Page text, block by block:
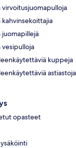
virvoitusjuomapulloja
kahvinsekoittajia
juomapillejä
vesipulloja
kuppeja
astiastoja
opasteet